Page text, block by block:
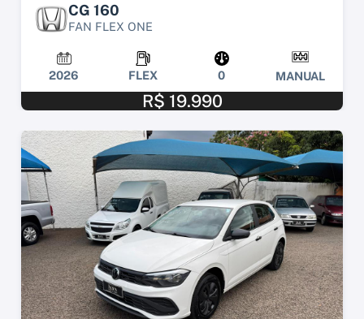
CG 160
FAN FLEX ONE
2026 FLEX 0 MANUAL
R$ 19.990